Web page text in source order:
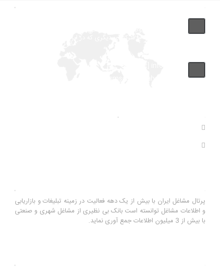
پرتال مشاغل ایران با بیش از یک دهه فعالیت در زمینه تبلیغات و بازاریابی
و اطلاعات مشاغل توانسته است بانک بی نظیری از مشاغل شهری و صنعتی
با بیش از 3 میلیون اطلاعات جمع آوری نماید.